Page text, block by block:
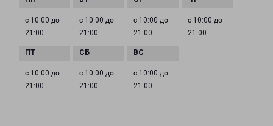
с 10:00 до
21:00
с 10:00 до
21:00
с 10:00 до
21:00
с 10:00 до
21:00
с 10:00 до
21:00
с 10:00 до
21:00
с 10:00 до
21:00